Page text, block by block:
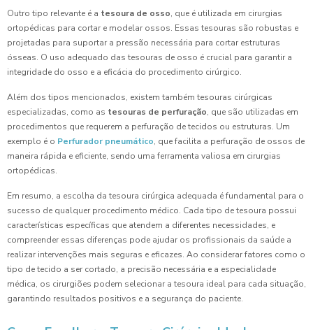
Outro tipo relevante é a tesoura de osso, que é utilizada em cirurgias
ortopédicas para cortar e modelar ossos. Essas tesouras são robustas e
projetadas para suportar a pressão necessária para cortar estruturas
ósseas. O uso adequado das tesouras de osso é crucial para garantir a
integridade do osso e a eficácia do procedimento cirúrgico.
Além dos tipos mencionados, existem também tesouras cirúrgicas
especializadas, como as tesouras de perfuração, que são utilizadas em
procedimentos que requerem a perfuração de tecidos ou estruturas. Um
exemplo é o Perfurador pneumático, que facilita a perfuração de ossos de
maneira rápida e eficiente, sendo uma ferramenta valiosa em cirurgias
ortopédicas.
Em resumo, a escolha da tesoura cirúrgica adequada é fundamental para o
sucesso de qualquer procedimento médico. Cada tipo de tesoura possui
características específicas que atendem a diferentes necessidades, e
compreender essas diferenças pode ajudar os profissionais da saúde a
realizar intervenções mais seguras e eficazes. Ao considerar fatores como o
tipo de tecido a ser cortado, a precisão necessária e a especialidade
médica, os cirurgiões podem selecionar a tesoura ideal para cada situação,
garantindo resultados positivos e a segurança do paciente.